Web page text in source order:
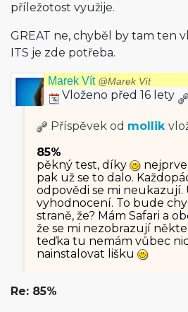
příležotost využije.
GREAT ne, chyběl by tam ten
ITS je zde potřeba.
Marek Vít @Marek Vít
Vloženo před 16 lety
Příspěvek od mollik
85%
pěkný test, díky
pak už se to dalo.
odpovědi se mi neukazují.
vyhodnocení. To bude
straně, že? Mám Safari a
že se mi nezobrazují
teďka tu nemám vůbec
nainstalovat lišku
Re: 85%